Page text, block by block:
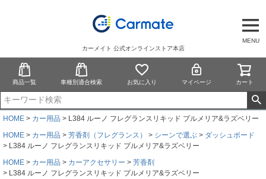
MENU
カーメイト 公式オンラインストア本店
商品一覧 車種別適合検索 お気に入り マイページ カート
HOME カー用品
L384 ルーノ フレグランスリキッド プルメリア&ラズベリー
HOME
カー用品 芳香剤（フレグランス） シーンで選ぶ
ダッシュボード
L384 ルーノ フレグランスリキッド プルメリア&ラズベリー
HOME
カー用品 カーアクセサリー
芳香剤
L384 ルーノ フレグランスリキッド プルメリア&ラズベリー